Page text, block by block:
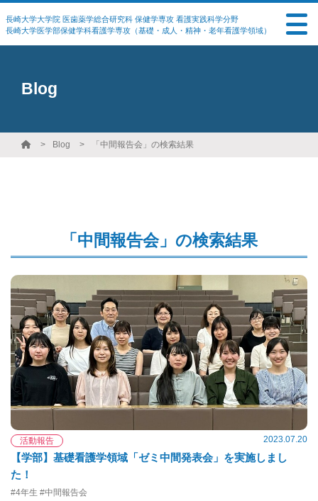
長崎大学大学院 医歯薬学総合研究科 保健学専攻 看護実践科学分野
長崎大学医学部保健学科看護学専攻（基礎・成人・精神・老年看護学領域）
Blog
Blog 「中間報告会」の検索結果
「中間報告会」の検索結果
活動報告 2023.07.20
【学部】基礎看護学領域「ゼミ中間発表会」を実施しまし
た！
#4年生 #中間報告会